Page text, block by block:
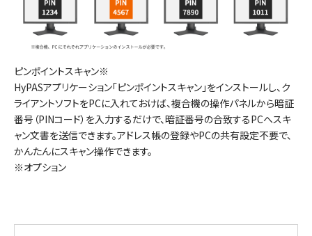
ピンポイントスキャン※
HyPASアプリケーション「ピンポイントスキャン」をインストールし、ク
ライアントソフトをPCに入れておけば、複合機の操作パネルから暗証
番号（PINコード）を入力するだけで、暗証番号の合致するPCへスキ
ャン文書を送信できます。アドレス帳の登録やPCの共有設定不要で、
かんたんにスキャン操作できます。
※オプション